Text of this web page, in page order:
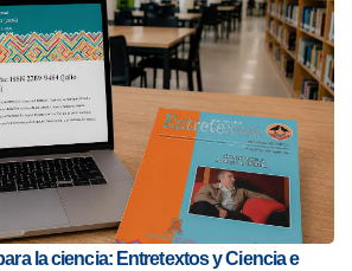
la ciencia: Entretextos y Ciencia e